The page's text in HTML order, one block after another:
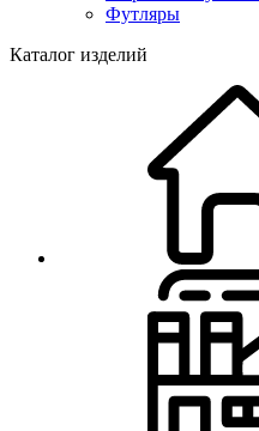
Футляры
Каталог изделий